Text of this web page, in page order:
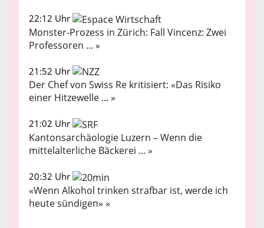
22:12 Uhr
Monster-Prozess in Zürich: Fall Vincenz: Zwei
Professoren ... »
21:52 Uhr
Der Chef von Swiss Re kritisiert: «Das Risiko
einer Hitzewelle ... »
21:02 Uhr
Kantonsarchäologie Luzern – Wenn die
mittelalterliche Bäckerei ... »
20:32 Uhr
«Wenn Alkohol trinken strafbar ist, werde ich
heute sündigen» »